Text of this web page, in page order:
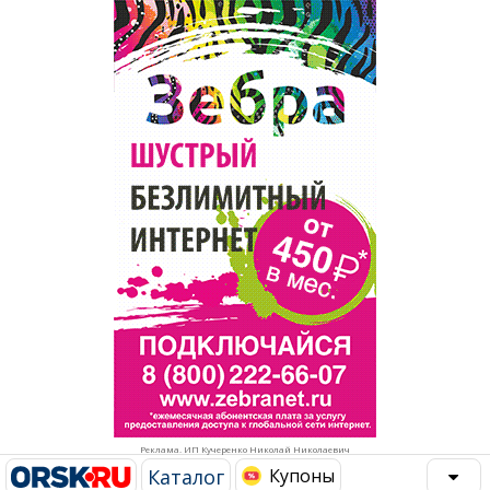
Реклама. ИП Кучеренко Николай Николаевич
Каталог Купоны
Рестораны, кафе, бары
Развлечения и отдых
Спорт Фитнес
Недвижимость
Красота Косметология
Торговля
Бизнес и финансы
Юристы, Экспертиза, Страхование
Ремонт
Социальные организации
Это интересно
Администрация
Популярное →